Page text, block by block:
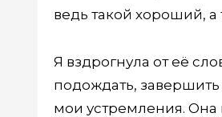
ведь такой хороший,
Я вздрогнула от её
подождать,
мои устремления.